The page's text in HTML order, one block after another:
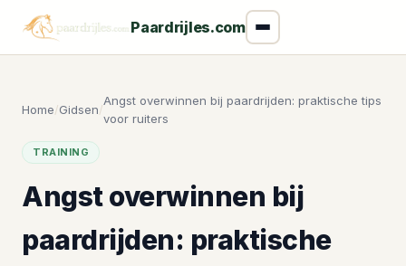
Paardrijles.com
Home/Gidsen/
Angst overwinnen bij paardrijden: praktische tips
voor ruiters
TRAINING
Angst overwinnen bij
paardrijden: praktische